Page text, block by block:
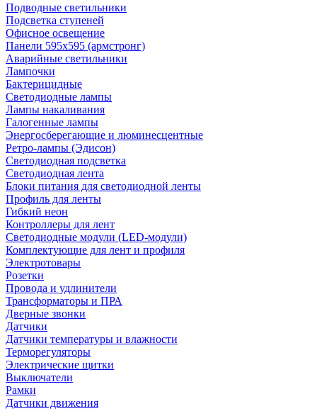
Подводные светильники
Подсветка ступеней
Офисное освещение
Панели 595х595 (армстронг)
Аварийные светильники
Лампочки
Бактерицидные
Светодиодные лампы
Лампы накаливания
Галогенные лампы
Энергосберегающие и люминесцентные
Ретро-лампы (Эдисон)
Светодиодная подсветка
Светодиодная лента
Блоки питания для светодиодной ленты
Профиль для ленты
Гибкий неон
Контроллеры для лент
Светодиодные модули (LED-модули)
Комплектующие для лент и профиля
Электротовары
Розетки
Провода и удлинители
Трансформаторы и ПРА
Дверные звонки
Датчики
Датчики температуры и влажности
Терморегуляторы
Электрические щитки
Выключатели
Рамки
Датчики движения